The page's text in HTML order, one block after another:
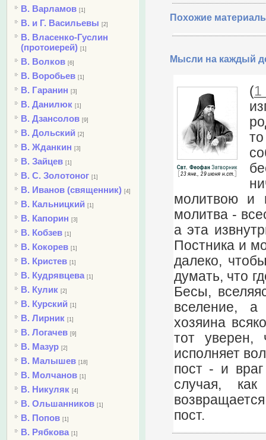
В. Варламов [1]
В. и Г. Васильевы [2]
В. Власенко-Гуслин
(протоиерей) [1]
В. Волков [6]
В. Воробьев [1]
В. Гаранин [3]
В. Данилюк [1]
В. Дзансолов [9]
В. Дольский [2]
В. Жданкин [3]
В. Зайцев [1]
В. С. Золотоног [1]
В. Иванов (священник) [4]
В. Кальницкий [1]
В. Капорин [3]
В. Кобзев [1]
В. Кокорев [1]
В. Кристев [1]
В. Кудрявцева [1]
В. Кулик [2]
В. Курский [1]
В. Лирник [1]
В. Логачев [9]
В. Мазур [2]
В. Малышев [18]
В. Молчанов [1]
В. Никуляк [4]
В. Ольшанников [1]
В. Попов [1]
В. Рябкова [1]
Похожие
Мысли на каждый
(
молитвою и
молитва -
а эта
Постника и
далеко,
думать, что
Бесы,
вселение, а
хозяина
тот
исполняет
пост - и
случая,
пост.